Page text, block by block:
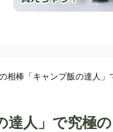
相棒「キャンプ飯の達人
人」で究極